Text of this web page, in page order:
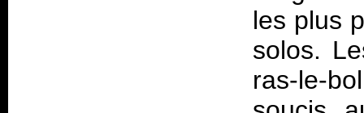
les plus
solos.
ras-le-